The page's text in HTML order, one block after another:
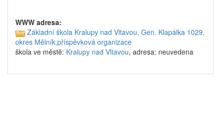
WWW adresa:
Základní škola Kralupy nad Vltavou, Gen. Klapálka 1029,
okres Mělník,příspěvková organizace
škola ve městě: Kralupy nad Vltavou, adresa: neuvedena